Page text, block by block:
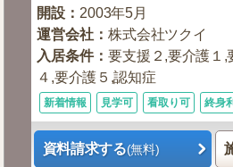
開設 ： 2003年5月
運営会社 ：株式会社ツクイ
入居条件：要支援２,要介護１,
４,要介護５,認知症
新着情報 見学可 看取り可 終身
資料請求する(無料)